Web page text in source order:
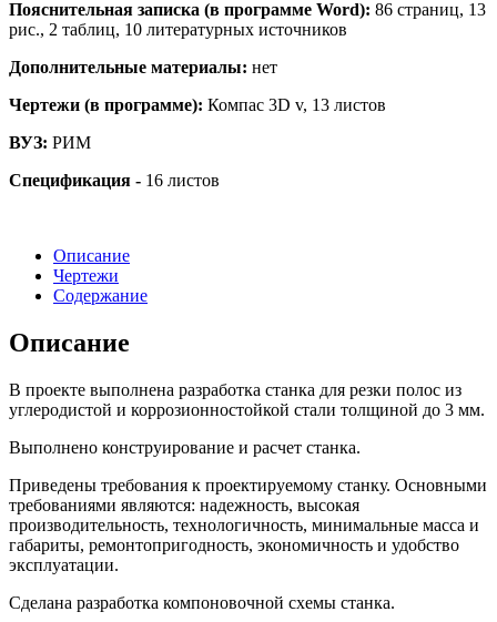
Пояснительная записка (в программе Word): 86 страниц, 13
рис., 2 таблиц, 10 литературных источников
Дополнительные материалы: нет
Чертежи (в программе): Компас 3D v, 13 листов
ВУЗ: РИМ
Спецификация - 16 листов
Описание
Чертежи
Содержание
Описание
В проекте выполнена разработка станка для резки полос из
углеродистой и коррозионностойкой стали толщиной до 3 мм.
Выполнено конструирование и расчет станка.
Приведены требования к проектируемому станку. Основными
требованиями являются: надежность, высокая
производительность, технологичность, минимальные масса и
габариты, ремонтопригодность, экономичность и удобство
эксплуатации.
Сделана разработка компоновочной схемы станка.